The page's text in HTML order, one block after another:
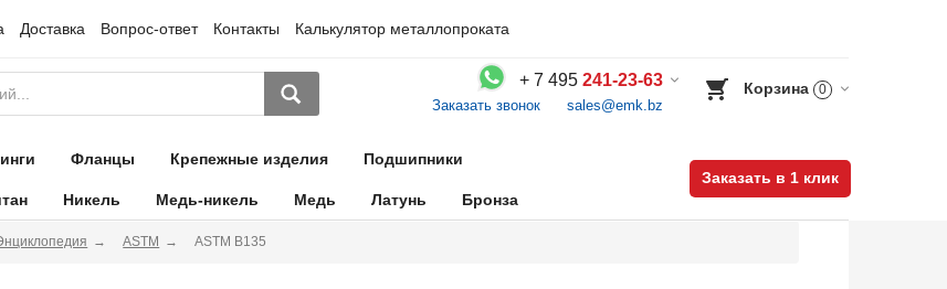
Доставка Вопрос-ответ Контакты Калькулятор металлопроката
+ 7 495 241-23-63
Заказать звонок sales@emk.bz
Корзина 0
Фланцы Крепежные изделия Подшипники
Никель Медь-никель Медь Латунь Бронза
Заказать в 1 клик
ASTM ASTM B135